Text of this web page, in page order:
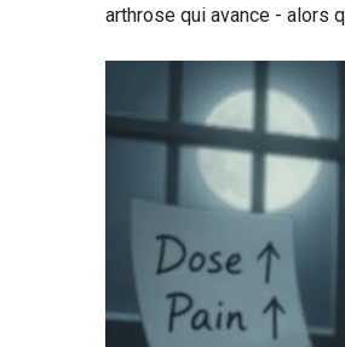
arthrose qui avance - alors